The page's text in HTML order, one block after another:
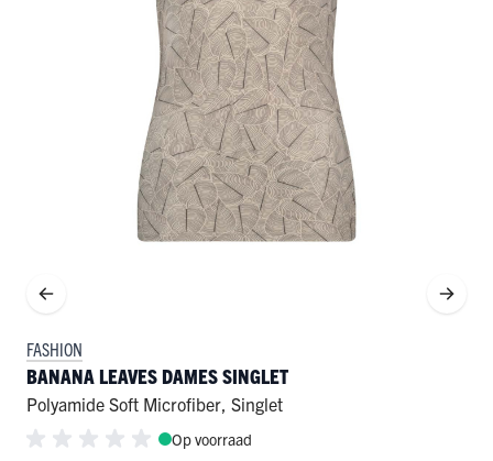
FASHION
BANANA LEAVES DAMES SINGLET
Polyamide Soft Microfiber, Singlet
Op voorraad